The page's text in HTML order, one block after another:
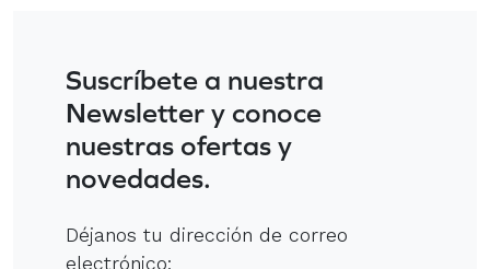
Suscríbete a nuestra
Newsletter y conoce
nuestras ofertas y
novedades.
Déjanos tu dirección de correo
electrónico: